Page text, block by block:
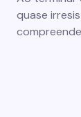
quase